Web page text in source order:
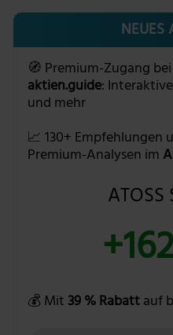
NEUES
🧭 Premium-Zugang
aktien.guide:
und mehr
📈 130+ Empfehlungen
Premium-Analysen im
💰 Mit 39 % Rabattauf